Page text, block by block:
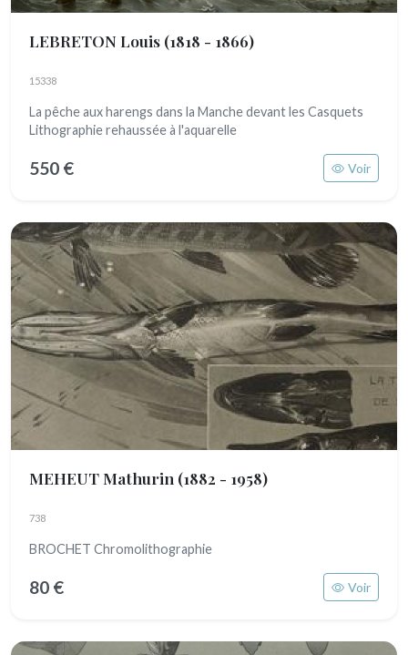
LEBRETON Louis (1818 - 1866)
15338
La pêche aux harengs dans la Manche devant les Casquets
Lithographie rehaussée à l'aquarelle
550 € Voir
MEHEUT Mathurin (1882 - 1958)
738
BROCHET Chromolithographie
80 € Voir